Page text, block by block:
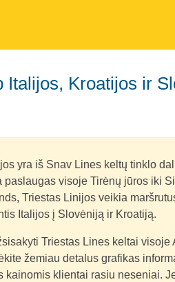
yra iš Snav Lines keltų tinklo
paslaugas visoje Tirėnų jūros iki
Triestas Linijos veikia
Italijos į Slovėniją ir Kroatiją.
Triestas Lines keltai visoje
žemiau detalus grafikas
kainomis klientai rasiu neseniai.